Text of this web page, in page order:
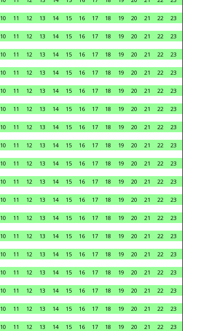
10 11 12 13 14 15 16 17 18 19 20 21 22
23
10 11 12 13 14 15 16 17 18 19 20 21 22
23
10 11 12 13 14 15 16 17 18 19 20 21 22
23
10 11 12 13 14 15 16 17 18 19 20 21 22
23
10 11 12 13 14 15 16 17 18 19 20 21 22
23
10 11 12 13 14 15 16 17 18 19 20 21 22
23
10 11 12 13 14 15 16 17 18 19 20 21 22
23
10 11 12 13 14 15 16 17 18 19 20 21 22
23
10 11 12 13 14 15 16 17 18 19 20 21 22
23
10 11 12 13 14 15 16 17 18 19 20 21 22
23
10 11 12 13 14 15 16 17 18 19 20 21 22
23
10 11 12 13 14 15 16 17 18 19 20 21 22
23
10 11 12 13 14 15 16 17 18 19 20 21 22
23
10 11 12 13 14 15 16 17 18 19 20 21 22
23
10 11 12 13 14 15 16 17 18 19 20 21 22
23
10 11 12 13 14 15 16 17 18 19 20 21 22
23
10 11 12 13 14 15 16 17 18 19 20 21 22
23
10 11 12 13 14 15 16 17 18 19 20 21 22
23